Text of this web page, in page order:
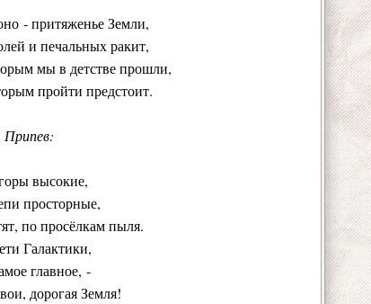
- притяженье Земли,
и печальных ракит,
мы в детстве прошли,
пройти предстоит.
Припев:
высокие,
просторные,
по просёлкам пыля.
Галактики,
главное, -
дорогая Земля!